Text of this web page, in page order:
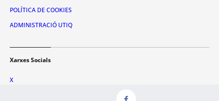
POLÍTICA DE COOKIES
ADMINISTRACIÓ UTIQ
Xarxes Socials
X